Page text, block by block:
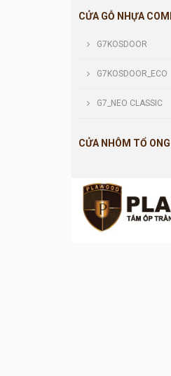
CỬA GỖ NHỰA
G7KOSDOOR
G7KOSDOOR_ECO
G7_NEO CLASSIC
CỬA NHÔM TỔ ONG